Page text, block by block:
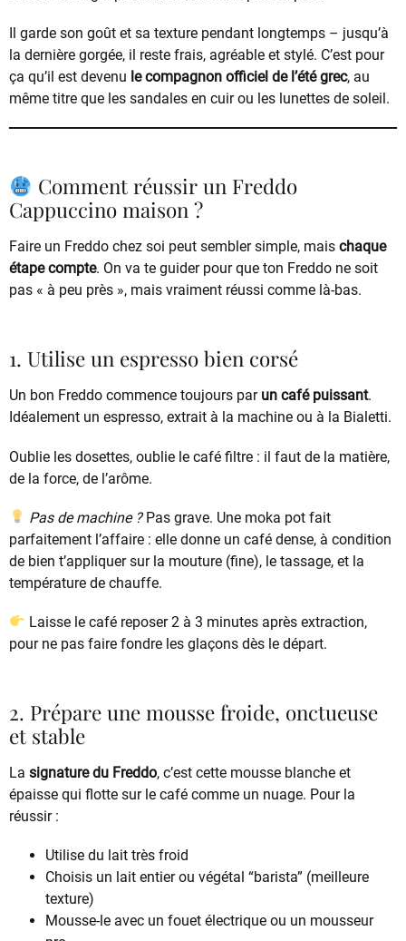
Il garde son goût et sa texture pendant longtemps – jusqu’à
la dernière gorgée, il reste frais, agréable et stylé. C’est pour
ça qu’il est devenu le compagnon officiel de l’été grec, au
même titre que les sandales en cuir ou les lunettes de soleil.
Comment réussir un Freddo
Cappuccino maison ?
Faire un Freddo chez soi peut sembler simple, mais chaque
étape compte. On va te guider pour que ton Freddo ne soit
pas « à peu près », mais vraiment réussi comme là-bas.
1. Utilise un espresso bien corsé
Un bon Freddo commence toujours par un café puissant.
Idéalement un espresso, extrait à la machine ou à la Bialetti.
Oublie les dosettes, oublie le café filtre : il faut de la matière,
de la force, de l’arôme.
Pas de machine ?Pas grave. Une moka pot fait
parfaitement l’affaire : elle donne un café dense, à condition
de bien t’appliquer sur la mouture (fine), le tassage, et la
température de chauffe.
Laisse le café reposer 2 à 3 minutes après extraction,
pour ne pas faire fondre les glaçons dès le départ.
2. Prépare une mousse froide, onctueuse
et stable
La signature du Freddo, c’est cette mousse blanche et
épaisse qui flotte sur le café comme un nuage. Pour la
réussir :
Utilise du lait très froid
Choisis un lait entier ou végétal “barista” (meilleure
texture)
Mousse-le avec un fouet électrique ou un mousseur